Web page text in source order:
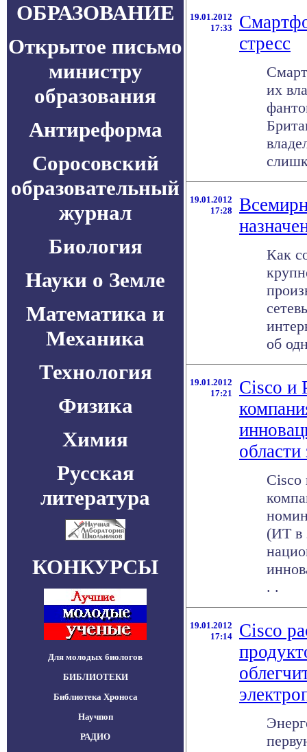
ОБРАЗОВАНИЕ
Открытое письмо
министру
образования
Антиреформа
Соросовский
образовательный
журнал
Биология
Науки о Земле
Математика и
Механика
Технология
Физика
Химия
Русская
литература
КОНКУРСЫ
Для молодых биологов
БИБЛИОТЕКИ
Библиотека Хроноса
Научпоп
РАДИО
19.01.2012
17:33
стресс
их
19.01.2012
17:28
Как
об
19.01.2012
17:21
Cisco и
Cisco
(ИТ в
. .
19.01.2012
17:14
Cisco